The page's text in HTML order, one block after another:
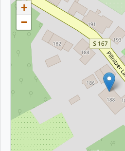
+
−